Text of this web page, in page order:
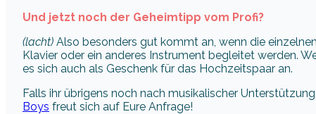
Und jetzt noch der Geheimtipp vom Profi?
(lacht) Also besonders gut kommt an, wenn die
Klavier oder ein anderes Instrument begleitet werden.
es sich auch als Geschenk für das Hochzeitspaar an.
Falls ihr übrigens noch nach musikalischer
Boys freut sich auf Eure Anfrage!